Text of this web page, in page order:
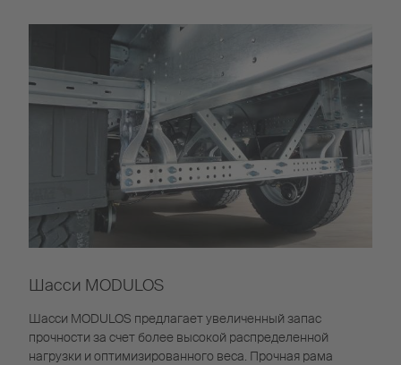
Шасси MODULOS
Шасси MODULOS предлагает увеличенный запас
прочности за счет более высокой распределенной
нагрузки и оптимизированного веса. Прочная рама